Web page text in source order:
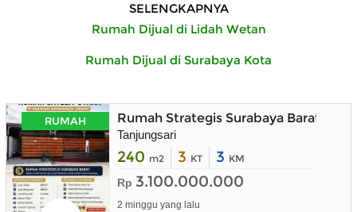
SELENGKAPNYA
Rumah Dijual di Lidah Wetan
Rumah Dijual di Surabaya Kota
RUMAH Rumah Strategis Surabaya Barat
Tanjungsari
240 m2 3 KT 3 KM
Rp 3.100.000.000
2 minggu yang lalu